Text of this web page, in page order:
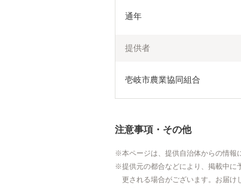
通年
提供者
壱岐市農業協同組合
注意事項・その他
本ページは、提供自治体からの情報
提供元の都合などにより、掲載中に
更される場合がございます。お届け